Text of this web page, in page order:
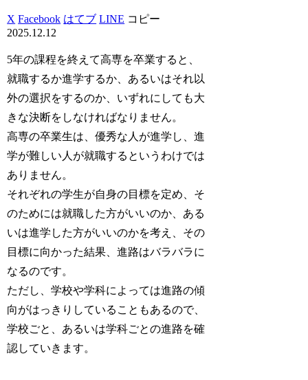
X Facebook はてブ LINE コピー
2025.12.12
5年の課程を終えて高専を卒業すると、
就職するか進学するか、あるいはそれ以
外の選択をするのか、いずれにしても大
きな決断をしなければなりません。
高専の卒業生は、優秀な人が進学し、進
学が難しい人が就職するというわけでは
ありません。
それぞれの学生が自身の目標を定め、そ
のためには就職した方がいいのか、ある
いは進学した方がいいのかを考え、その
目標に向かった結果、進路はバラバラに
なるのです。
ただし、学校や学科によっては進路の傾
向がはっきりしていることもあるので、
学校ごと、あるいは学科ごとの進路を確
認していきます。